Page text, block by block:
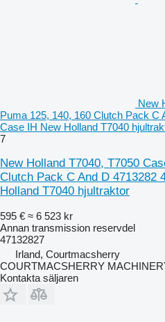
New
Puma 125, 140, 160 Clutch Pack C
Case IH New Holland T7040
7
New Holland T7040, T7050
Clutch Pack C And D 4713282
Holland T7040 hjultraktor
595 € ≈ 6 523 kr
Annan transmission reservdel
47132827
Irland, Courtmacsherry
COURTMACSHERRY
Kontakta säljaren